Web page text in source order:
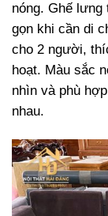
nóng. Ghế
gọn khi cần di
cho 2 người,
hoạt. Màu sắc
nhìn và phù
nhau.